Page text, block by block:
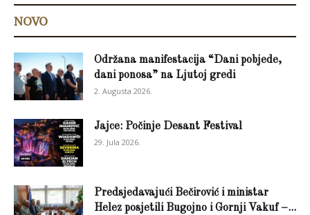
NOVO
Održana manifestacija “Dani pobjede,
dani ponosa” na Ljutoj gredi
2. Augusta 2026.
Jajce: Počinje Desant Festival
29. Jula 2026.
Predsjedavajući Bečirović i ministar
Helez posjetili Bugojno i Gornji Vakuf –...